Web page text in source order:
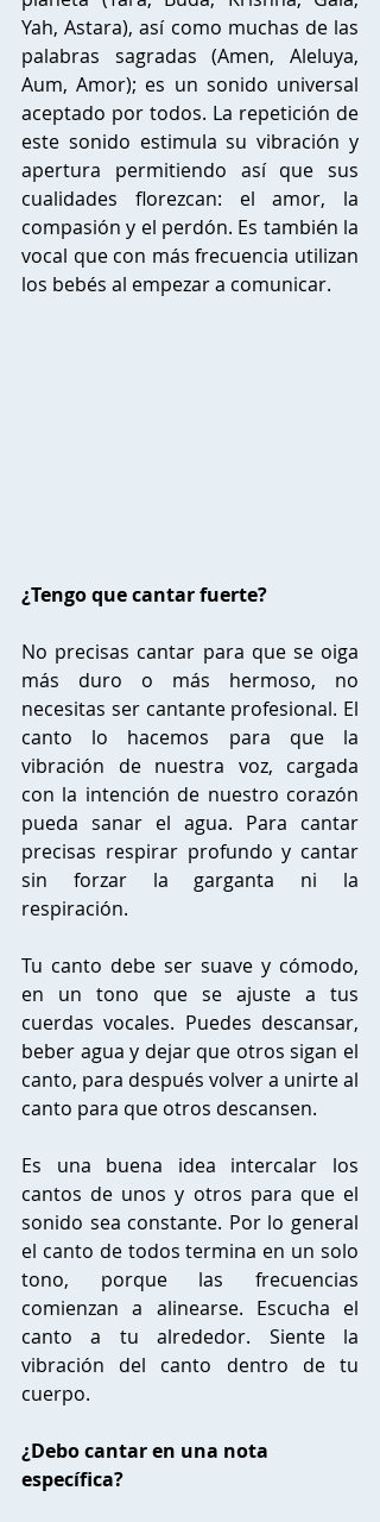
Yah, Astara), así como muchas de las
palabras sagradas (Amen, Aleluya,
Aum, Amor); es un sonido universal
aceptado por todos. La repetición de
este sonido estimula su vibración y
apertura permitiendo así que sus
cualidades florezcan: el amor, la
compasión y el perdón. Es también la
vocal que con más frecuencia utilizan
los bebés al empezar a comunicar.
¿Tengo que cantar fuerte?
No precisas cantar para que se oiga
más duro o más hermoso, no
necesitas ser cantante profesional. El
canto lo hacemos para que la
vibración de nuestra voz, cargada
con la intención de nuestro corazón
pueda sanar el agua. Para cantar
precisas respirar profundo y cantar
sin forzar la garganta ni la
respiración.
Tu canto debe ser suave y cómodo,
en un tono que se ajuste a tus
cuerdas vocales. Puedes descansar,
beber agua y dejar que otros sigan el
canto, para después volver a unirte al
canto para que otros descansen.
Es una buena idea intercalar los
cantos de unos y otros para que el
sonido sea constante. Por lo general
el canto de todos termina en un solo
tono, porque las frecuencias
comienzan a alinearse. Escucha el
canto a tu alrededor. Siente la
vibración del canto dentro de tu
cuerpo.
¿Debo cantar en una nota
específica?